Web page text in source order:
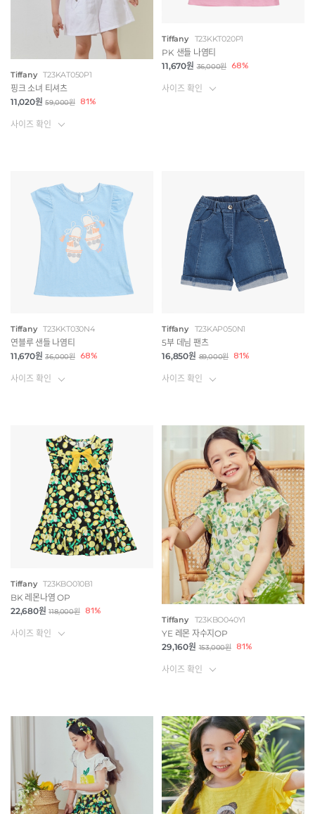
Tiffany T23KAT050P1
핑크 소녀 티셔츠
11,020원 59,000원 81%
사이즈 확인
Tiffany T23KKT020P1
PK 샌들 나염티
11,670원 36,000원 68%
사이즈 확인
Tiffany T23KKT030N4
연블루 샌들 나염티
11,670원 36,000원 68%
사이즈 확인
Tiffany T23KAP050N1
5부 데님 팬츠
16,850원 89,000원 81%
사이즈 확인
Tiffany T23KBO010B1
BK 레몬나염 OP
22,680원 118,000원 81%
사이즈 확인
Tiffany T23KBO040Y1
YE 레몬 자수지OP
29,160원 153,000원 81%
사이즈 확인